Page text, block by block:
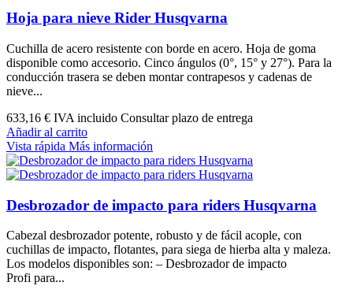
Hoja para nieve Rider Husqvarna
Cuchilla de acero resistente con borde en acero. Hoja de goma
disponible como accesorio. Cinco ángulos (0°, 15° y 27°). Para la
conducción trasera se deben montar contrapesos y cadenas de
nieve...
633,16 € IVA incluido Consultar plazo de entrega
Añadir al carrito
Vista rápida Más información
Desbrozador de impacto para riders Husqvarna
Cabezal desbrozador potente, robusto y de fácil acople, con
cuchillas de impacto, flotantes, para siega de hierba alta y maleza.
Los modelos disponibles son: – Desbrozador de impacto
Profi para...